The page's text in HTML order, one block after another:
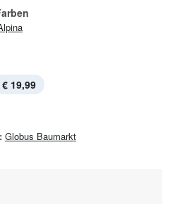
€ 19,99
Globus Baumarkt